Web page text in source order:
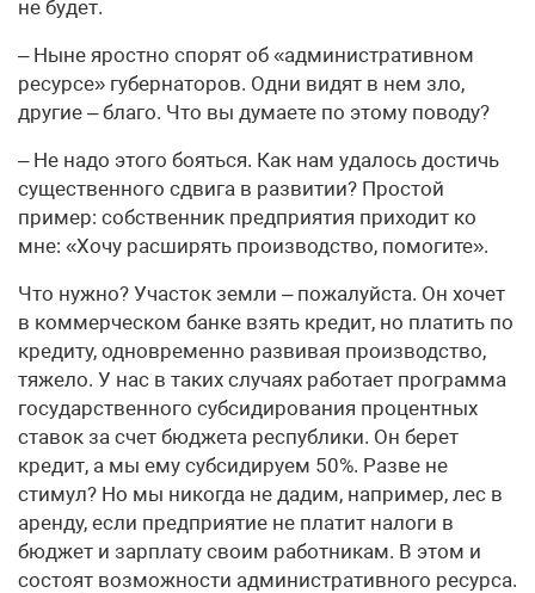
не будет.
– Ныне яростно спорят об «административном
ресурсе» губернаторов. Одни видят в нем зло,
другие – благо. Что вы думаете по этому поводу?
– Не надо этого бояться. Как нам удалось достичь
существенного сдвига в развитии? Простой
пример: собственник предприятия приходит ко
мне: «Хочу расширять производство, помогите».
Что нужно? Участок земли – пожалуйста. Он хочет
в коммерческом банке взять кредит, но платить по
кредиту, одновременно развивая производство,
тяжело. У нас в таких случаях работает программа
государственного субсидирования процентных
ставок за счет бюджета республики. Он берет
кредит, а мы ему субсидируем 50%. Разве не
стимул? Но мы никогда не дадим, например, лес в
аренду, если предприятие не платит налоги в
бюджет и зарплату своим работникам. В этом и
состоят возможности административного ресурса.